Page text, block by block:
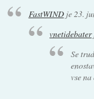
FastWINDje23.
vnetidebater
Se
vse